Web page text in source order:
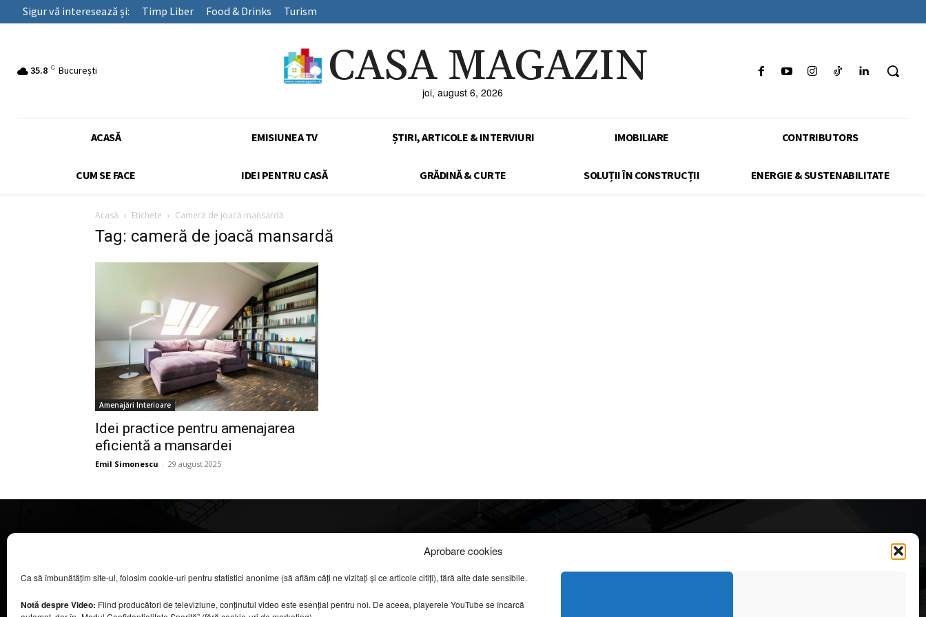
Aprobare cookies
Ca să îmbunătățim site-ul, folosim cookie-uri pentru statistici anonime (să aflăm câți ne vizitați și ce articole citiți), fără alte date sensibile.
Notă despre Video: Fiind producători de televiziune, conținutul video este esențial pentru noi. De aceea, playerele YouTube se încarcă
Sigur vă interesează și: Timp Liber Food & Drinks Turism
35.8 C București CASA MAGAZIN
joi, august 6, 2026
ACASĂ EMISIUNEA TV ȘTIRI, ARTICOLE & INTERVIURI IMOBILIARE CONTRIBUTORS
CUM SE FACE IDEI PENTRU CASĂ GRĂDINĂ & CURTE SOLUȚII ÎN CONSTRUCȚII ENERGIE & SUSTENABILITATE
Acasă Etichete Cameră de joacă mansardă
Tag: cameră de joacă mansardă
Amenajări Interioare
Idei practice pentru amenajarea
eficientă a mansardei
Emil Simonescu - 29 august 2025
COOL MEDIA BROADCASTING & EVENTS SRL.
Toate drepturile rezervate.
Contacte în secțiunea „Despre noi”.
Info
DESPRE NOI
CONFIDENȚIALITATE & COOKIES
apreciate
Secretele construirii